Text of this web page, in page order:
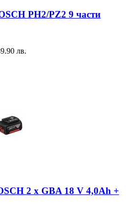
PH2/PZ2 9 части
лв.
2 x GBA 18 V 4,0Ah +